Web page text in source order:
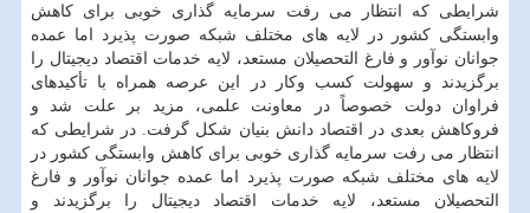
شرایطی که انتظار می رفت سرمایه گذاری خوبی برای کاهش
وابستگی کشور در لایه های مختلف شبکه صورت پذیرد اما عمده
جوانان نوآور و فارغ التحصیلان مستعد، لایه خدمات اقتصاد دیجیتال را
برگزیدند و سهولت کسب وکار در این عرصه همراه با تأکیدهای
فراوان دولت خصوصاً در معاونت علمی، مزید بر علت شد و
فروکاهش بعدی در اقتصاد دانش بنیان شکل گرفت. در شرایطی که
انتظار می رفت سرمایه گذاری خوبی برای کاهش وابستگی کشور در
لایه های مختلف شبکه صورت پذیرد اما عمده جوانان نوآور و فارغ
التحصیلان مستعد، لایه خدمات اقتصاد دیجیتال را برگزیدند و